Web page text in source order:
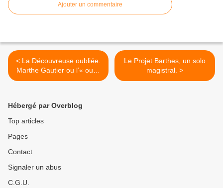
Ajouter un commentaire
< La Découvreuse oubliée.
Marthe Gautier ou l’« oubli
» des femmes de science.
Le Projet Barthes, un solo
magistral. >
Hébergé par Overblog
Top articles
Pages
Contact
Signaler un abus
C.G.U.